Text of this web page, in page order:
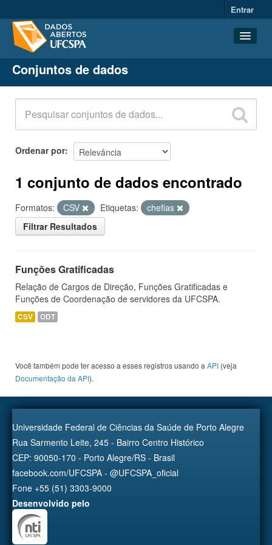
Entrar
Conjuntos de dados
Organizações
Grupos
Sobre
Conjuntos de dados
Ordenar por
1 conjunto de dados encontrado
Formatos: CSV Etiquetas:
chefias
Filtrar Resultados
Funções Gratificadas
Relação de Cargos de Direção, Funções Gratificadas e
Funções de Coordenação de servidores da UFCSPA.
CSV ODT
Você também pode ter acesso a esses registros usando a API (veja
Documentação da API).
Universidade Federal de Ciências da Saúde de Porto Alegre
Rua Sarmento Leite, 245 - Bairro Centro Histórico
CEP: 90050-170 - Porto Alegre/RS - Brasil
facebook.com/UFCSPA - @UFCSPA_oficial
Fone +55 (51) 3303-9000
Desenvolvido pelo